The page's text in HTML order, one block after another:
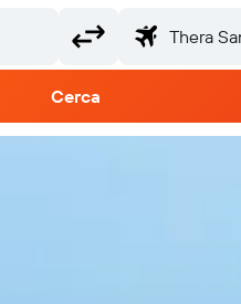
Cerca